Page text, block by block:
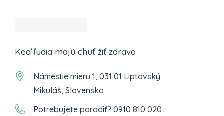
Keď ľudia majú chuť žiť zdravo
Námestie mieru 1, 031 01 Liptovský
Mikuláš, Slovensko
Potrebujete poradiť? 0910 810 020